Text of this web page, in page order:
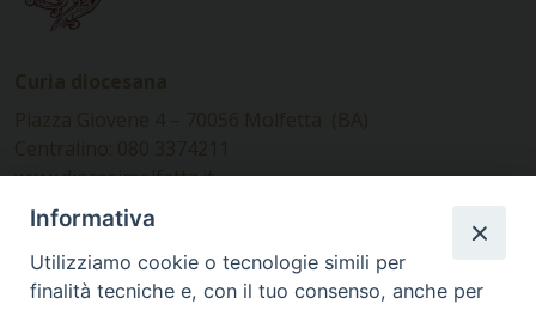
www.diocesimolfetta.it –
diocesimolfetta@pec.chiesacattolica.it
Ufficio Comunicazioni sociali
Informativa
Utilizziamo cookie o tecnologie simili per
finalità tecniche e, con il tuo consenso, anche per